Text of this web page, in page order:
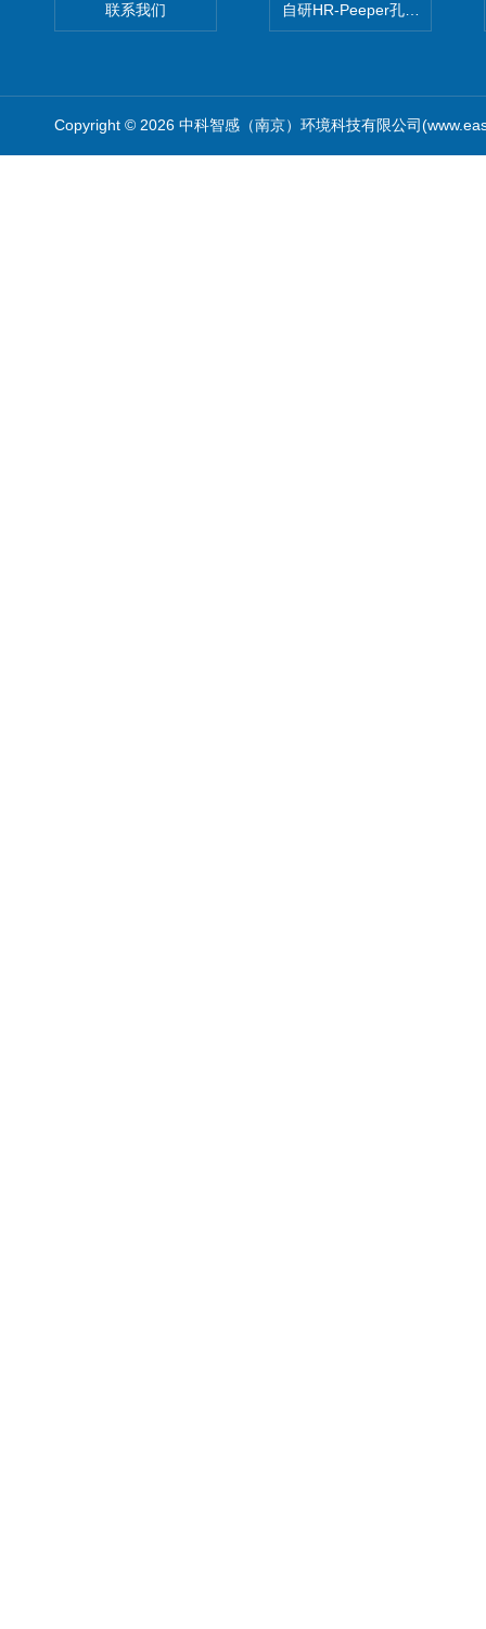
联系我们 自研HR-Peeper孔隙水采样器
Copyright © 2026 中科智感（南京）环境科技有限公司